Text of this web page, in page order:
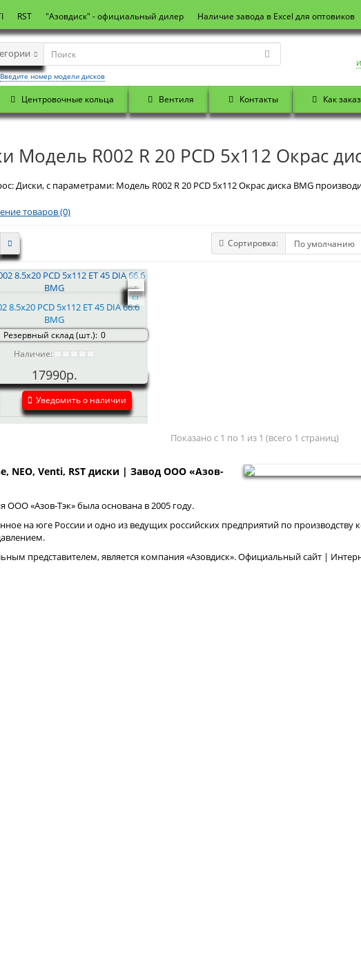
RST "Азовдиск" - официальный дилер Наличие завода в Excel для оптовиков
Введите номер модели дисков
Центровочные кольца Вентиля Контакты Как
Модель R002 R 20 PCD 5x112 Окрас
Диски, с параметрами: Модель R002 R 20 PCD 5x112 Окрас диска BMG
товаров (0)
Сортировка:
8.5x20 PCD 5x112 ET 45 DIA 66.6
BMG
Резервный склад (шт.): 0
Наличие:
17990р.
Уведомить о наличии
Показано с 1 по 1 из 1 (всего 1 страниц)
NEO, Venti, RST диски | Завод ООО «Азов-
ООО «Азов-Тэк» была основана в 2005 году.
на юге России и одно из ведущих российских предприятий по производству
представителем, является компания «Азовдиск». Официальный сайт |